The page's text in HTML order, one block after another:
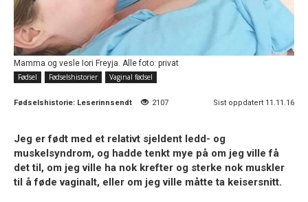
Mamma og vesle Iori Freyja. Alle foto: privat
Fødsel
Fødselshistorier Vaginal fødsel
Fødselshistorie: Leserinnsendt 2107 Sist oppdatert 11.11.16
Jeg er født med et relativt sjeldent ledd- og
muskelsyndrom, og hadde tenkt mye på om jeg ville få
det til, om jeg ville ha nok krefter og sterke nok muskler
til å føde vaginalt, eller om jeg ville måtte ta keisersnitt.